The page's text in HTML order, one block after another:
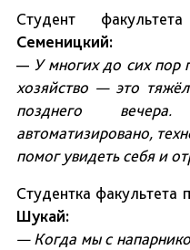
Студент
Семеницкий:
— У многих до сих пор
хозяйство — это
позднего
автоматизировано,
помог увидеть себя и
Студентка факультета
Шукай:
— Когда мы с